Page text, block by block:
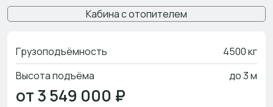
Кабина с отопителем
Грузоподъёмность
4500 кг
Высота подъёма
до 3 м
от 3 549 000 ₽